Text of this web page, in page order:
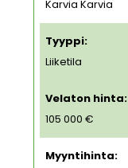
Karvia Karvia
Tyyppi:
Liiketila
Velaton hinta:
105 000 €
Myyntihinta: